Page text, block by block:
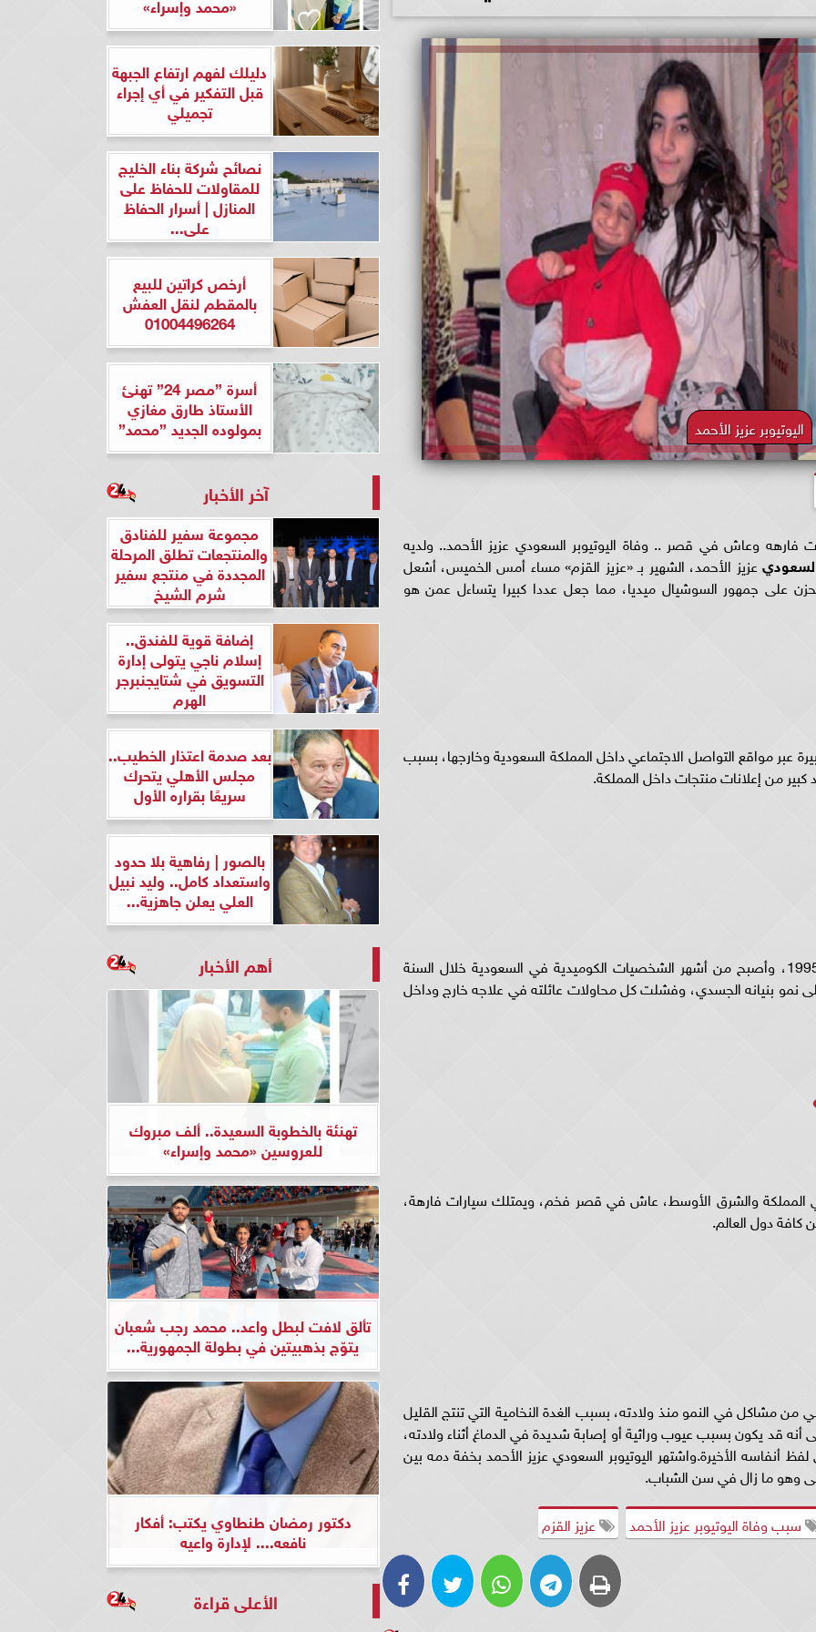
اليوتيوبر عزيز الأحمد
فارهه وعاش في قصر .. وفاة اليوتيوبر السعودي عزيز الأحمد.. ولديه
السعودي عزيز الأحمد، الشهير بـ «عزيز القزم» مساء أمس الخميس، أشعل
على جمهور السوشيال ميديا، مما جعل عددا كبيرا يتساءل عمن هو
مواقع التواصل الاجتماعي داخل المملكة السعودية وخارجها، بسبب
من إعلانات منتجات داخل المملكة.
ولد عزيز القزم في مدينة الرياض في 26 يوليو ،1995، وأصبح من أشهر الشخصيات الكوميدية في السعودية خلال السنة
نمو بنيانه الجسدي، وفشلت كل محاولات عائلته في علاجه خارج وداخل
المملكة والشرق الأوسط، عاش في قصر فخم، ويمتلك سيارات فارهة،
كافة دول العالم.
من مشاكل في النمو منذ ولادته، بسبب الغدة النخامية التي تنتج القليل
قد يكون بسبب عيوب وراثية أو إصابة شديدة في الدماغ أثناء ولادته،
أنفاسه الأخيرة.واشتهر اليوتيوبر السعودي عزيز الأحمد بخفة دمه بين
وهو ما زال في سن الشباب.
سبب وفاة اليوتيوبر عزيز الأحمد
عزيز القزم
دليلك لفهم ارتفاع الجبهة
قبل التفكير في أي إجراء
تجميلي
نصائح شركة بناء الخليج
للمقاولات للحفاظ على
المنازل | أسرار الحفاظ
على...
أرخص كراتين للبيع
بالمقطم لنقل العفش
01004496264
أسرة ”مصر 24” تهنئ
الأستاذ طارق مغازي
بمولوده الجديد ”محمد”
آخر الأخبار
مجموعة سفير للفنادق
والمنتجعات تطلق المرحلة
المجددة في منتجع سفير
شرم الشيخ
إضافة قوية للفندق..
إسلام ناجي يتولى إدارة
التسويق في شتايجنبرجر
الهرم
بعد صدمة اعتذار الخطيب..
مجلس الأهلي يتحرك
سريعًا بقراره الأول
بالصور | رفاهية بلا حدود
واستعداد كامل.. وليد نبيل
العلي يعلن جاهزية...
أهم الأخبار
تهنئة بالخطوبة السعيدة.. ألف مبروك
للعروسين «محمد وإسراء»
تألق لافت لبطل واعد.. محمد رجب شعبان
يتوّج بذهبيتين في بطولة الجمهورية...
دكتور رمضان طنطاوي يكتب: أفكار
نافعه.... لإدارة واعيه
الأعلى قراءة